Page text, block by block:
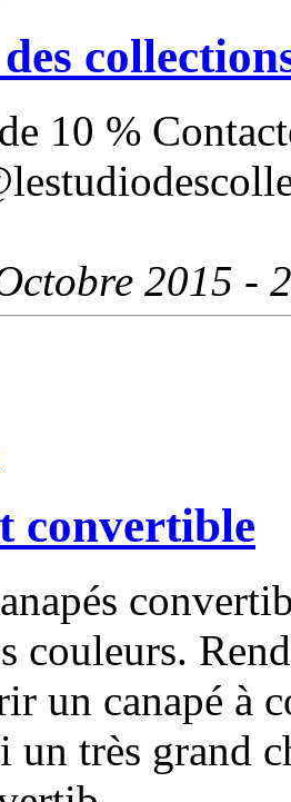
10 %
2015 -
convertible
couleurs.
un canapé à
un très grand